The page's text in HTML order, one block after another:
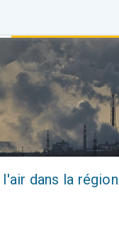
l'air dans la